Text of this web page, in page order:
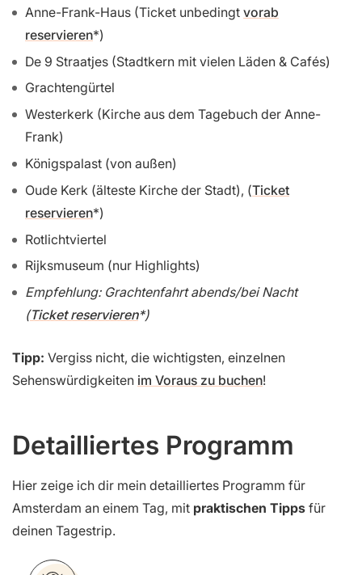
Anne-Frank-Haus (Ticket unbedingt vorab
reservieren )
De 9 Straatjes (Stadtkern mit vielen Läden & Cafés)
Grachtengürtel
Westerkerk (Kirche aus dem Tagebuch der Anne-
Frank)
Königspalast (von außen)
Oude Kerk (älteste Kirche der Stadt), (Ticket
reservieren )
Rotlichtviertel
Rijksmuseum (nur Highlights)
Empfehlung: Grachtenfahrt abends/bei Nacht
(Ticket reservieren )
Tipp: Vergiss nicht, die wichtigsten, einzelnen
Sehenswürdigkeiten im Voraus zu buchen!
Detailliertes Programm
Hier zeige ich dir mein detailliertes Programm für
Amsterdam an einem Tag, mit praktischen Tipps für
deinen Tagestrip.